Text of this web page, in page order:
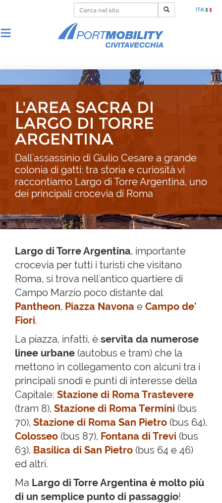
ITA
L'AREA SACRA DI
LARGO DI TORRE
ARGENTINA
Dall'assassinio di Giulio Cesare a grande
colonia di gatti: tra storia e curiosità vi
raccontiamo Largo di Torre Argentina, uno
dei principali crocevia di Roma
Largo di Torre Argentina, importante
crocevia per tutti i turisti che visitano
Roma, si trova nell'antico quartiere di
Campo Marzio poco distante dal
Pantheon, Piazza Navona e Campo de'
Fiori.
La piazza, infatti, è servita da numerose
linee urbane (autobus e tram) che la
mettono in collegamento con alcuni tra i
principali snodi e punti di interesse della
Capitale: Stazione di Roma Trastevere
(tram 8), Stazione di Roma Termini (bus
70), Stazione di Roma San Pietro (bus 64),
Colosseo (bus 87), Fontana di Trevi (bus
63), Basilica di San Pietro (bus 64 e 46)
ed altri.
Ma Largo di Torre Argentina è molto più
di un semplice punto di passaggio!